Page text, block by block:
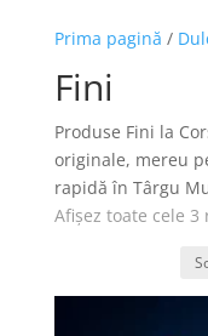
Prima pagină /
Fini
Produse Fini la
originale, mereu
rapidă în Târgu
Afișez toate cele 3